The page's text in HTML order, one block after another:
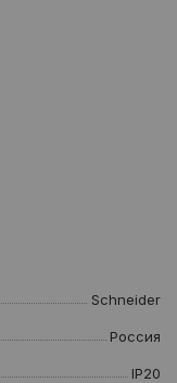
Schneider
Россия
IP20